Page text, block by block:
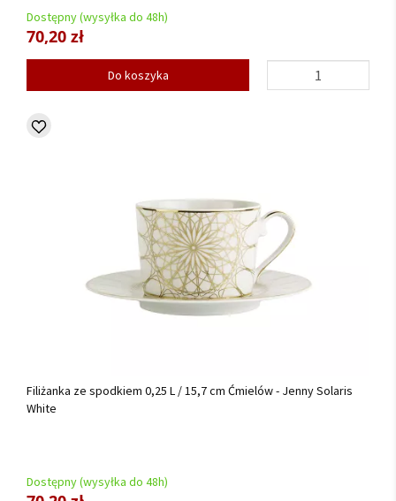
Dostępny (wysyłka do 48h)
70,20 zł
Do koszyka
Filiżanka ze spodkiem 0,25 L / 15,7 cm Ćmielów - Jenny Solaris
White
Dostępny (wysyłka do 48h)